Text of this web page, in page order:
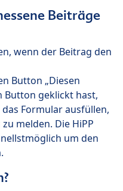
Beiträge
wenn der Beitrag den
Button „Diesen
Button geklickt hast,
Formular ausfüllen,
melden. Die HiPP
um den